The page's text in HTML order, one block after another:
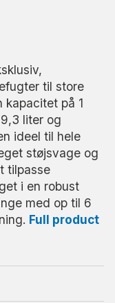
til store
kapacitet på 1
liter og
ideel til hele
støjsvage og
tilpasse
i en robust
med op til 6
Full product